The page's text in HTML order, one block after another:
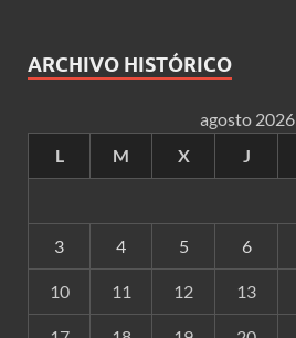
ARCHIVO HISTÓRICO
agosto 2026
L
M X J
3 4 5 6
10 11 12 13